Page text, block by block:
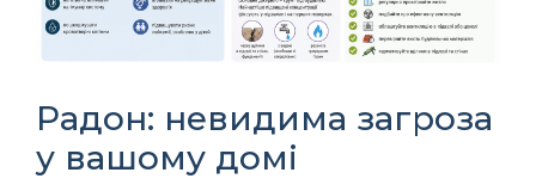
Радон: невидима загроза
у вашому домі